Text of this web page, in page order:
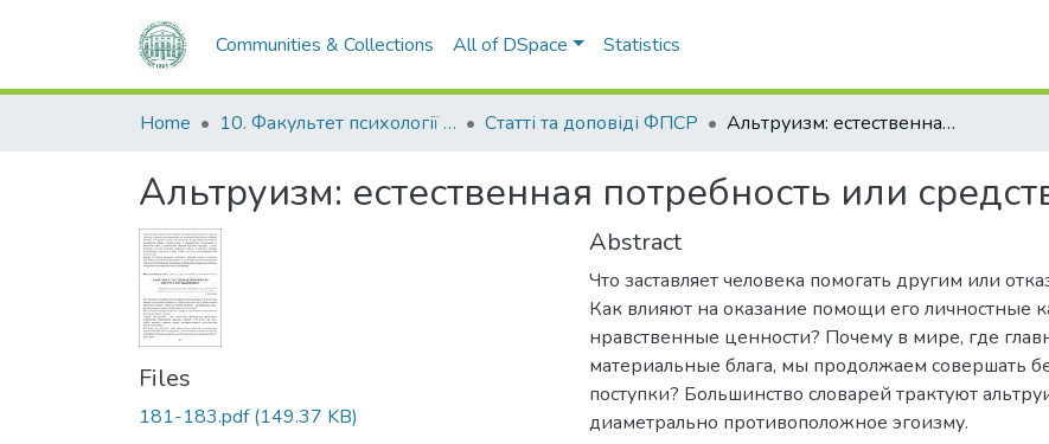
Communities & Collections All of DSpace Statistics
Home 10. Факультет психології та соціальної роботи Статті та доповіді ФПСР Альтруизм: естественная потребность или средство выживания?
Альтруизм: естественная потребность или
Files
181-183.pdf(149.37 KB)
Abstract
Что заставляет человека помогать другим или
Как влияют на оказание помощи его личностные
нравственные ценности? Почему в мире, где
материальные блага, мы продолжаем совершать
поступки? Большинство словарей трактуют
диаметрально противоположное эгоизму.